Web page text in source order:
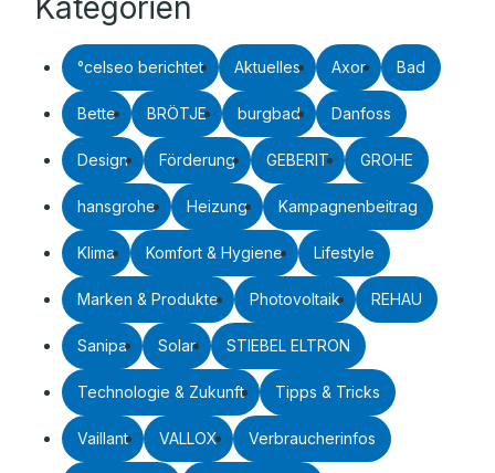
Kategorien
°celseo berichtet Aktuelles Axor Bad
Bette BRÖTJE burgbad Danfoss
Design Förderung GEBERIT GROHE
hansgrohe Heizung Kampagnenbeitrag
Klima Komfort & Hygiene Lifestyle
Marken & Produkte Photovoltaik REHAU
Sanipa Solar STIEBEL ELTRON
Technologie & Zukunft Tipps & Tricks
Vaillant VALLOX Verbraucherinfos